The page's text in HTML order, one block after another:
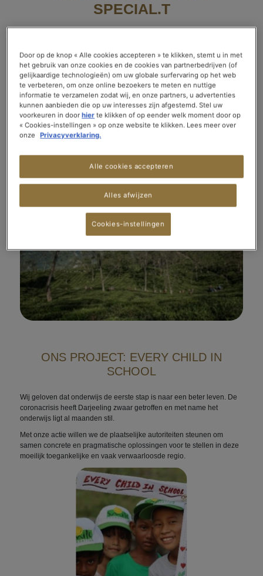
SPECIAL.T
DARJEELING, STREEK VAN DE THEE
Sinds 2019 werkt SPECIAL.T samen met de organisatie SMILE aan
onderwijsprojecten in Darjeeling om de gemeenschappen te
ondersteunen die onze thee verbouwen.
De regio ligt in het noorden van India, in de uitlopers van de
Himalaya, en is wereldwijd beroemd om de kwaliteit van zijn zwarte
thee. Met meer dan 80 theetuinen draait de hele lokale economie
ONS PROJECT: EVERY CHILD IN
SCHOOL
Wij geloven dat onderwijs de eerste stap is naar een beter leven. De
coronacrisis heeft Darjeeling zwaar getroffen en met name het
onderwijs ligt al maanden stil.
Met onze actie willen we de plaatselijke autoriteiten steunen om
samen concrete en pragmatische oplossingen voor te stellen in deze
moeilijk toegankelijke en vaak verwaarloosde regio.
Door op de knop « Alle cookies accepteren » te klikken, stemt u in met
het gebruik van onze cookies en de cookies van partnerbedrijven (of
gelijkaardige technologieën) om uw globale surfervaring op het web
te verbeteren, om onze online bezoekers te meten en nuttige
informatie te verzamelen zodat wij, en onze partners, u advertenties
kunnen aanbieden die op uw interesses zijn afgestemd. Stel uw
voorkeuren in doorhier te klikken of op eender welk moment door op
« Cookies-instellingen » op onze website te klikken. Lees meer over
onze
Privacyverklaring.
Alles afwijzen
Alle cookies accepteren
Cookies-instellingen